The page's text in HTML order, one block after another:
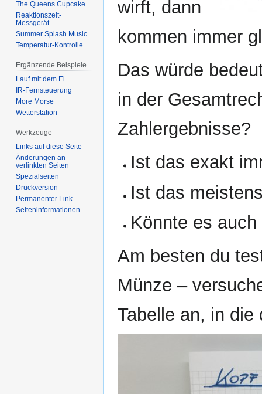
wirft, dann
kommen immer
Das würde
in der
Zahlergebnisse?
Ist das exakt
Ist das
Könnte es
Am besten du
Münze –
Tabelle an, in
The Queens Cupcake
Reaktionszeit-
Messgerät
Summer Splash Music
Temperatur-Kontrolle
Ergänzende Beispiele
Lauf mit dem Ei
IR-Fernsteuerung
More Morse
Wetterstation
Werkzeuge
Links auf diese Seite
Änderungen an
verlinkten Seiten
Spezialseiten
Druckversion
Permanenter Link
Seiten­­informationen